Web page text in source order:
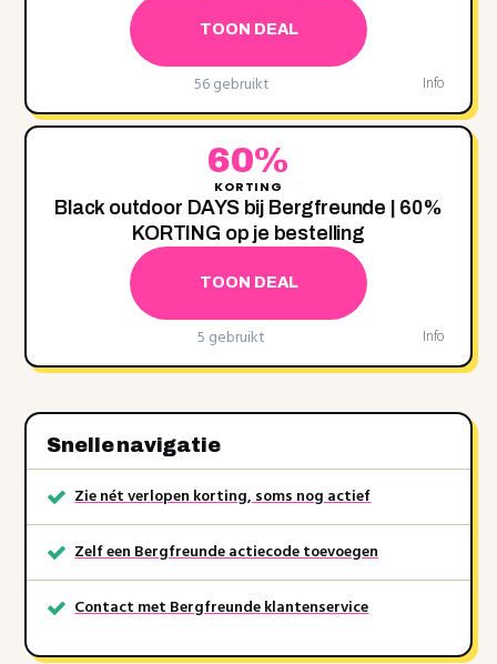
TOON DEAL
56 gebruikt Info
60%
KORTING
Black outdoor DAYS bij Bergfreunde | 60%
KORTING op je bestelling
TOON DEAL
5 gebruikt Info
Snelle navigatie
Zie nét verlopen korting, soms nog actief
Zelf een Bergfreunde actiecode toevoegen
Contact met Bergfreunde klantenservice